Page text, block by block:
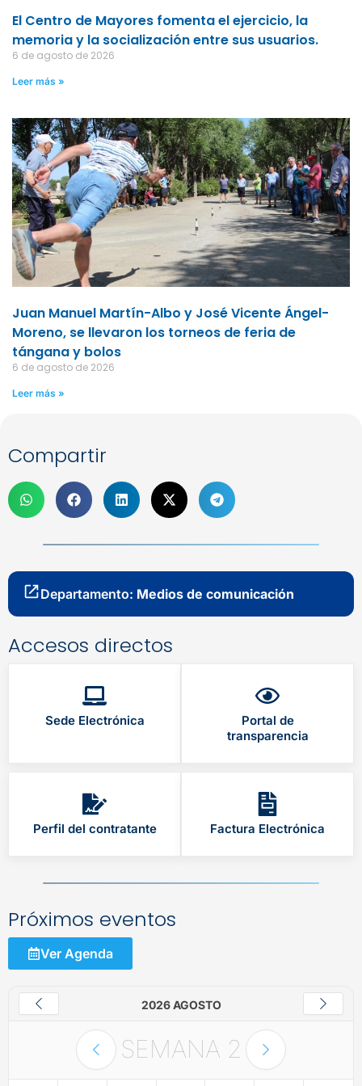
El Centro de Mayores fomenta el ejercicio, la
memoria y la socialización entre sus usuarios.
6 de agosto de 2026
Leer más »
Juan Manuel Martín-Albo y José Vicente Ángel-
Moreno, se llevaron los torneos de feria de
tángana y bolos
6 de agosto de 2026
Leer más »
Compartir
Departamento: Medios de comunicación
Accesos directos
Sede Electrónica
Portal de
transparencia
Perfil del contratante Factura Electrónica
Próximos eventos
Ver Agenda
2026 AGOSTO
SEMANA 2